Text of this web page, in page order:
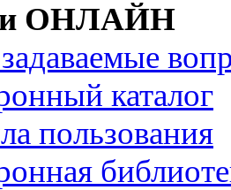
ОНЛАЙН
каталог
пользования